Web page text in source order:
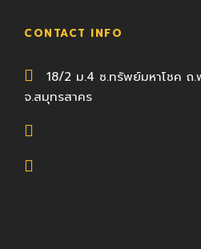
CONTACT INFO
18/2 ม.4 ซ.ทรัพย์มหาโชค ถ.
จ.สมุทรสาคร